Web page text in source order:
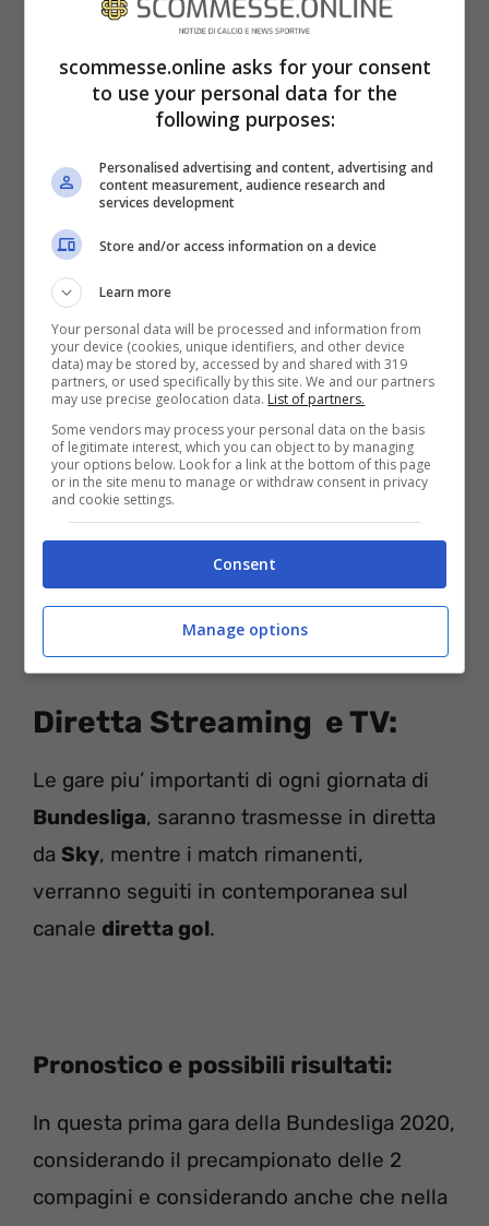
Hoffenheim (3-4-2-1):Baumann; Bicakcic,
Posch, Vogt; Kaderabek, Geiger,
Samassekou, Skov; Kramaric, Bebou;
Meteo e info dal campo:
Previsioni meteo: 26 gradi, tempo sereno,
campo in buone condizioni
Diretta Streaming e TV:
Le gare piu’ importanti di ogni giornata di
Bundesliga, saranno trasmesse in diretta
da Sky, mentre i match rimanenti,
verranno seguiti in contemporanea sul
canale diretta gol.
Pronostico e possibili risultati:
In questa prima gara della Bundesliga 2020,
considerando il precampionato delle 2
compagini e considerando anche che nella
scommesse.online asks for your consent
to use your personal data for the
following purposes:
Personalised advertising and content, advertising and
content measurement, audience research and
services development
Store and/or access information on a device
Learn more
Your personal data will be processed and information from
your device (cookies, unique identifiers, and other device
data) may be stored by, accessed by and shared with 319
partners, or used specifically by this site. We and our partners
may use precise geolocation data. List of partners.
Some vendors may process your personal data on the basis
of legitimate interest, which you can object to by managing
your options below. Look for a link at the bottom of this page
or in the site menu to manage or withdraw consent in privacy
and cookie settings.
Consent
Manage options